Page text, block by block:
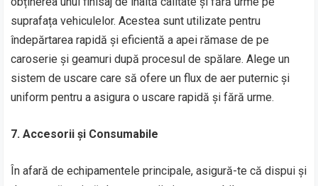
suprafața vehiculelor. Acestea sunt utilizate pentru
îndepărtarea rapidă și eficientă a apei rămase de pe
caroserie și geamuri după procesul de spălare. Alege un
sistem de uscare care să ofere un flux de aer puternic și
uniform pentru a asigura o uscare rapidă și fără urme.
7. Accesorii și Consumabile
În afară de echipamentele principale, asigură-te că dispui și